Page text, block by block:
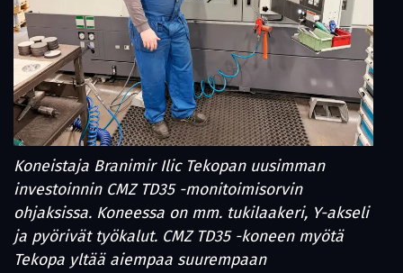
Koneistaja Branimir Ilic Tekopan uusimman
investoinnin CMZ TD35 -monitoimisorvin
ohjaksissa. Koneessa on mm. tukilaakeri, Y-akseli
ja pyörivät työkalut. CMZ TD35 -koneen myötä
Tekopa yltää aiempaa suurempaan